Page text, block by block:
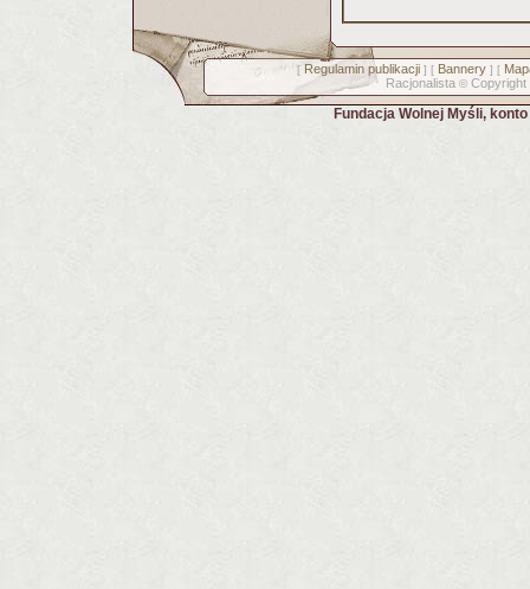
[ Regulamin publikacji] [ Bannery] [
Racjonalista © Copyright
Fundacja Wolnej Myśli,